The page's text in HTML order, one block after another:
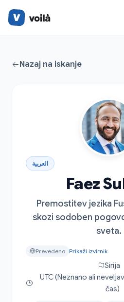
Nazaj na iskanje
العربية
Faez
Premostitev jezika
skozi sodoben
sveta.
Prevedeno Prikaži izvirnik
Sirija
UTC (Neznano ali
čas)